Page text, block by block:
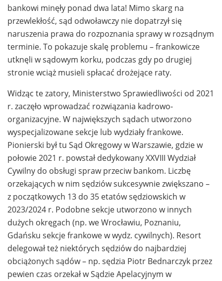
bankowi minęły ponad dwa lata! Mimo skarg na
przewlekłość, sąd odwoławczy nie dopatrzył się
naruszenia prawa do rozpoznania sprawy w rozsądnym
terminie. To pokazuje skalę problemu – frankowicze
utknęli w sądowym korku, podczas gdy po drugiej
stronie wciąż musieli spłacać drożejące raty.
Widząc te zatory, Ministerstwo Sprawiedliwości od 2021
r. zaczęło wprowadzać rozwiązania kadrowo-
organizacyjne. W największych sądach utworzono
wyspecjalizowane sekcje lub wydziały frankowe.
Pionierski był tu Sąd Okręgowy w Warszawie, gdzie w
połowie 2021 r. powstał dedykowany XXVIII Wydział
Cywilny do obsługi spraw przeciw bankom. Liczbę
orzekających w nim sędziów sukcesywnie zwiększano –
z początkowych 13 do 35 etatów sędziowskich w
2023/2024 r. Podobne sekcje utworzono w innych
dużych okręgach (np. we Wrocławiu, Poznaniu,
Gdańsku sekcje frankowe w wydz. cywilnych). Resort
delegował też niektórych sędziów do najbardziej
obciążonych sądów – np. sędzia Piotr Bednarczyk przez
pewien czas orzekał w Sądzie Apelacyjnym w